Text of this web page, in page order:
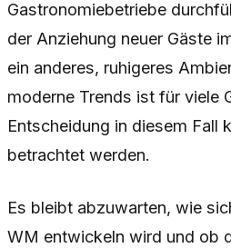
Gastronomiebetriebe
der Anziehung neuer Gäste
ein anderes, ruhigeres
moderne Trends ist für viele
Entscheidung in diesem Fall
betrachtet werden.
Es bleibt abzuwarten, wie
WM entwickeln wird und ob